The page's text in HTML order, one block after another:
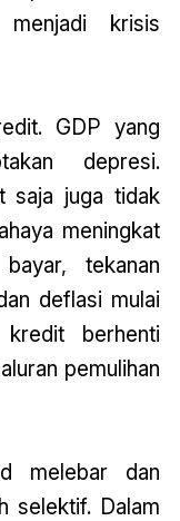
menjadi krisis
GDP yang
depresi.
saja juga tidak
meningkat
tekanan
deflasi mulai
berhenti
pemulihan
melebar dan
selektif. Dalam